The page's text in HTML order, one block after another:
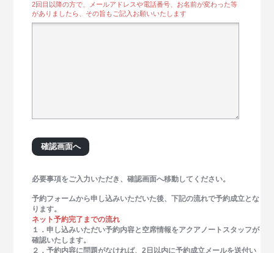
2回目以降の方で、メールアドレスや電話番号、お名前が変わった等
がありましたら、その旨もご記入お願いいたします
必要事項をご入力いただき、確認画面へ移動してください。
予約フォームから申し込みいただいた後、下記の流れで予約成立とな
ります。
ネット予約完了までの流れ
１．申し込みいただい予約内容と空席情報をアクアノートスタッフが
確認いたします。
２．予約内容に問題がなければ、2日以内に予約成立メールを送付い